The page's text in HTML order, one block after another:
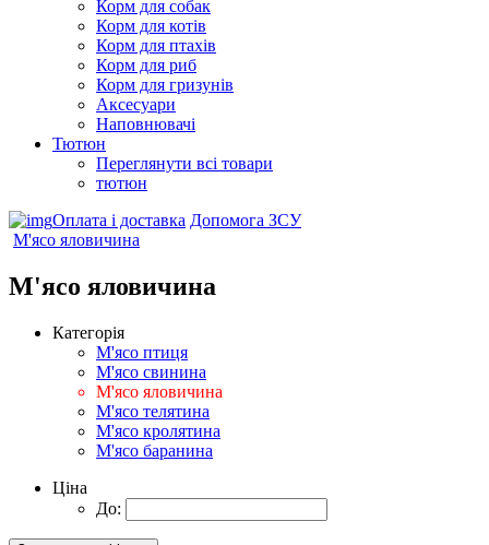
Корм для собак
Корм для котів
Корм для птахів
Корм для риб
Корм для гризунів
Аксесуари
Наповнювачі
Тютюн
Переглянути всі товари
тютюн
Оплата і доставка Допомога ЗСУ
М'ясо яловичина
М'ясо яловичина
Категорія
М'ясо птиця
М'ясо свинина
М'ясо яловичина
М'ясо телятина
М'ясо кролятина
М'ясо баранина
Ціна
До: